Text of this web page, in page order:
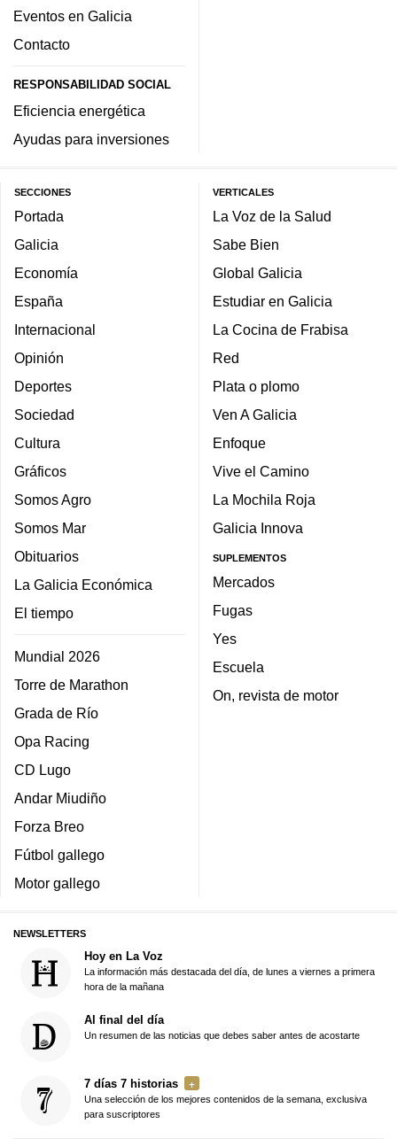
Eventos en Galicia
Contacto
RESPONSABILIDAD SOCIAL
Eficiencia energética
Ayudas para inversiones
SECCIONES
Portada
Galicia
Economía
España
Internacional
Opinión
Deportes
Sociedad
Cultura
Gráficos
Somos Agro
Somos Mar
Obituarios
La Galicia Económica
El tiempo
Mundial 2026
Torre de Marathon
Grada de Río
Opa Racing
CD Lugo
Andar Miudiño
Forza Breo
Fútbol gallego
Motor gallego
VERTICALES
La Voz de la Salud
Sabe Bien
Global Galicia
Estudiar en Galicia
La Cocina de Frabisa
Red
Plata o plomo
Ven A Galicia
Enfoque
Vive el Camino
La Mochila Roja
Galicia Innova
SUPLEMENTOS
Mercados
Fugas
Yes
Escuela
On, revista de motor
NEWSLETTERS
Hoy en La Voz
La información más destacada del día, de lunes a viernes a primera
hora de la mañana
Al final del día
Un resumen de las noticias que debes saber antes de acostarte
7 días 7 historias
Una selección de los mejores contenidos de la semana, exclusiva
para suscriptores